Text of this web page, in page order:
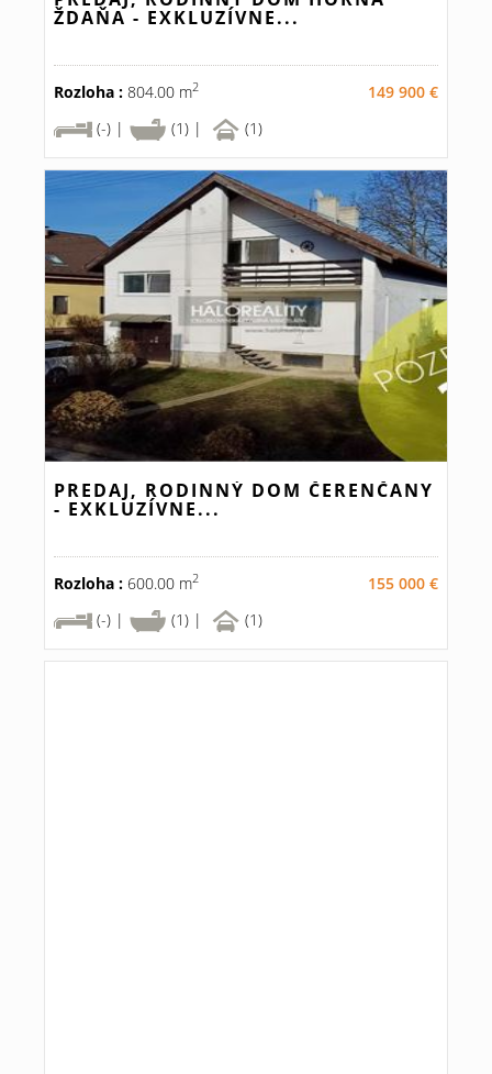
ŽDAŇA - EXKLUZÍVNE...
Rozloha : 804.00 m2
149 900 €
(-) |
(1) | (1)
PREDAJ, RODINNÝ DOM ČERENČANY
- EXKLUZÍVNE...
Rozloha : 600.00 m2
155 000 €
(-) |
(1) | (1)